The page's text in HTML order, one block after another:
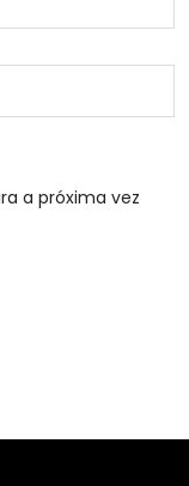
a próxima vez